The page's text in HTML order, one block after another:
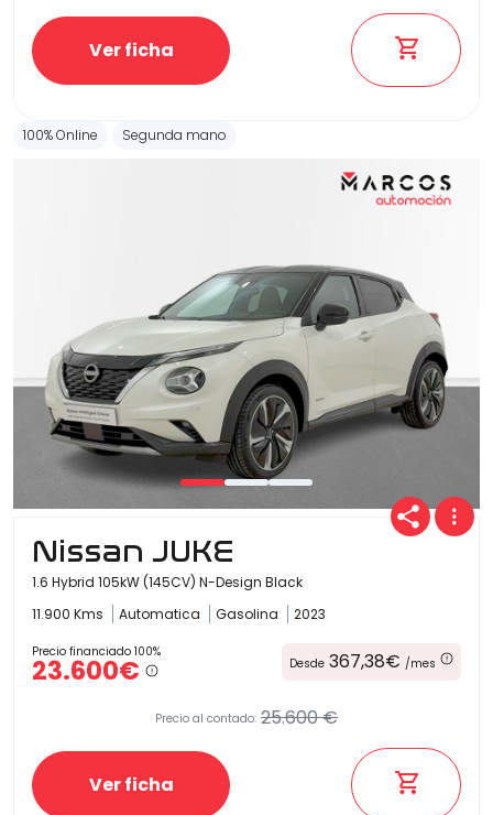
Ver ficha
100% Online Segunda mano
Nissan JUKE
1.6 Hybrid 105kW (145CV) N-Design Black
11.900 Kms
Automatica Gasolina 2023
Precio financiado 100%
23.600€ Desde 367,38€ /mes
Precio al contado: 25.600 €
Ver ficha